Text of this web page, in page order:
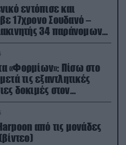
εντόπισε και
17χρονο Σουδανό –
34 παράνομων
«Φορμίων»: Πίσω στο
τις εξαντλητικές
στον
Βισκαϊκό
από τις μονάδες